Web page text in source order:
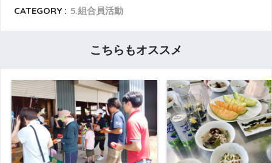
CATEGORY : 5.組合員活動
こちらもオススメ